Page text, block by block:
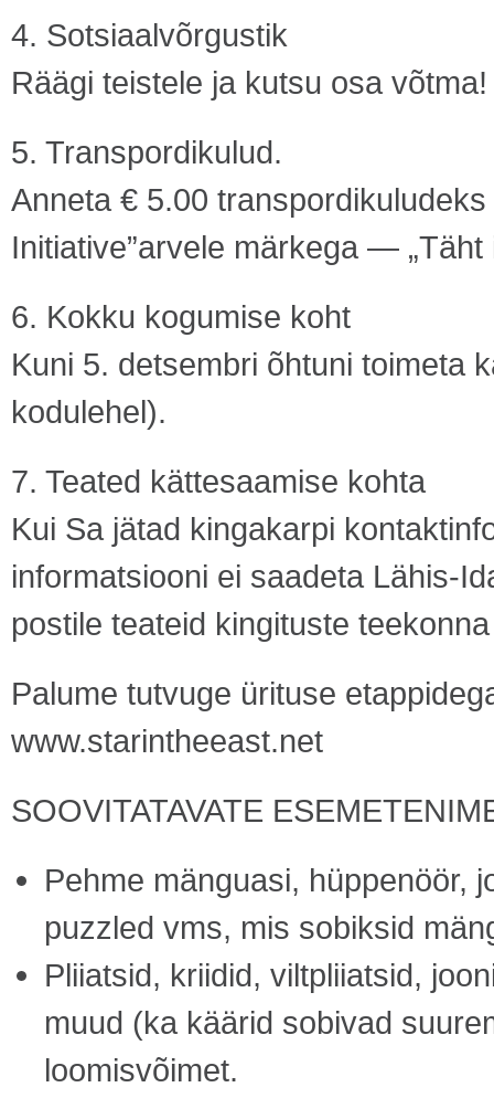
4. Sotsiaalvõrgustik
Räägi teistele ja kutsu osa võtma!
5. Transpordikulud.
Anneta € 5.00
Initiative”arvele märkega — „Täht
6. Kokku kogumise koht
Kuni 5. detsembri õhtuni toimeta
kodulehel).
7. Teated kättesaamise kohta
Kui Sa jätad kingakarpi
informatsiooni ei saadeta Lähis-
postile teateid kingituste
Palume tutvuge ürituse
www.starintheeast.net
SOOVITATAVATE
Pehme mänguasi, hüppenöör,
puzzled vms, mis sobiksid
Pliiatsid, kriidid, viltpliiatsid,
muud (ka käärid sobivad
loomisvõimet.